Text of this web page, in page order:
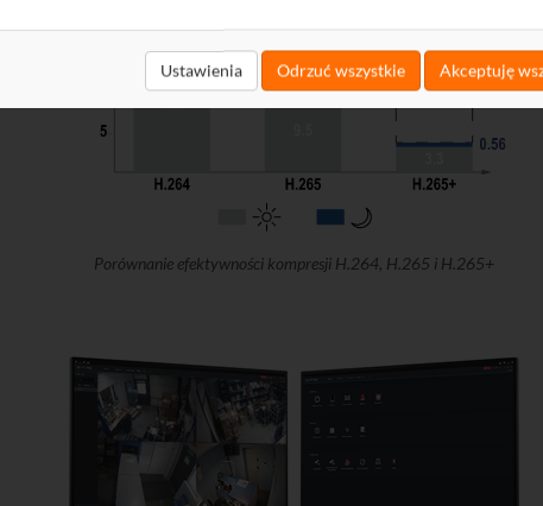
Ustawienia Odrzuć wszystkie Akceptuję
Porównanie efektywności kompresji H.264, H.265 i H.265+